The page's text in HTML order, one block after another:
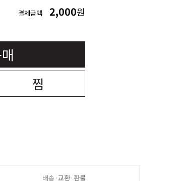
결제금액 2,000원
찜
배송·교환·환불